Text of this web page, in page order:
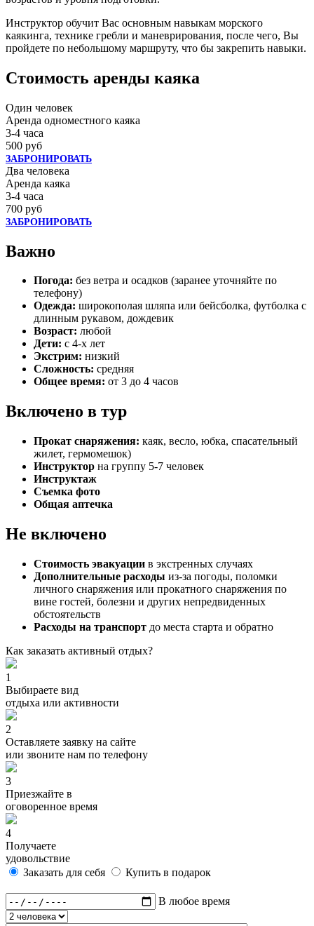
Инструктор обучит Вас основным навыкам морского
каякинга, технике гребли и маневрирования, после чего, Вы
пройдете по небольшому маршруту, что бы закрепить навыки.
Стоимость аренды каяка
Один человек
Аренда одноместного каяка
3-4 часа
500 руб
ЗАБРОНИРОВАТЬ
Два человека
Аренда каяка
3-4 часа
700 руб
ЗАБРОНИРОВАТЬ
Важно
Погода: без ветра и осадков (заранее уточняйте по
телефону)
Одежда: широкополая шляпа или бейсболка, футболка с
длинным рукавом, дождевик
Возраст: любой
Дети: с 4-х лет
Экстрим: низкий
Сложность: средняя
Общее время: от 3 до 4 часов
Включено в тур
Прокат снаряжения: каяк, весло, юбка, спасательный
жилет, гермомешок)
Инструктор на группу 5-7 человек
Инструктаж
Съемка фото
Общая аптечка
Не включено
Стоимость эвакуации в экстренных случаях
Дополнительные расходы из-за погоды, поломки
личного снаряжения или прокатного снаряжения по
вине гостей, болезни и других непредвиденных
обстоятельств
Расходы на транспорт до места старта и обратно
Как заказать активный отдых?
1
Выбираете вид
отдыха или активности
2
Оставляете заявку на сайте
или звоните нам по телефону
3
Приезжайте в
оговоренное время
4
Получаете
удовольствие
Заказать для себя
Купить в подарок
В любое время